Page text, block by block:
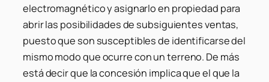
electromagnético y asignarlo en propiedad para
abrir las posibilidades de subsiguientes ventas,
puesto que son susceptibles de identificarse del
mismo modo que ocurre con un terreno. De más
está decir que la concesión implica que el que la